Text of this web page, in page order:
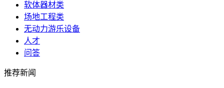
软体器材类
场地工程类
无动力游乐设备
人才
问答
推荐新闻